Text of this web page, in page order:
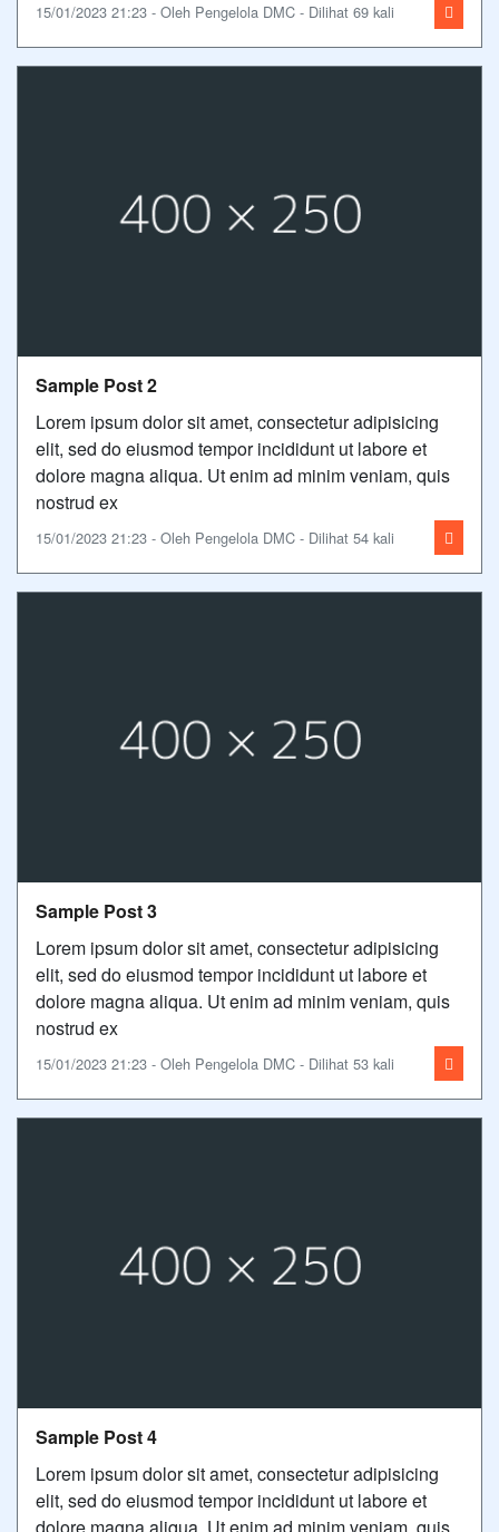
15/01/2023 21:23 - Oleh Pengelola DMC - Dilihat 69 kali
Sample Post 2
Lorem ipsum dolor sit amet, consectetur adipisicing
elit, sed do eiusmod tempor incididunt ut labore et
dolore magna aliqua. Ut enim ad minim veniam, quis
nostrud ex
15/01/2023 21:23 - Oleh Pengelola DMC - Dilihat 54 kali
Sample Post 3
Lorem ipsum dolor sit amet, consectetur adipisicing
elit, sed do eiusmod tempor incididunt ut labore et
dolore magna aliqua. Ut enim ad minim veniam, quis
nostrud ex
15/01/2023 21:23 - Oleh Pengelola DMC - Dilihat 53 kali
Sample Post 4
Lorem ipsum dolor sit amet, consectetur adipisicing
elit, sed do eiusmod tempor incididunt ut labore et